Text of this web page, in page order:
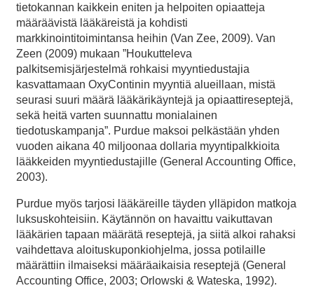
tietokannan kaikkein eniten ja helpoiten opiaatteja
määräävistä lääkäreistä ja kohdisti
markkinointitoimintansa heihin (Van Zee, 2009). Van
Zeen (2009) mukaan ”Houkutteleva
palkitsemisjärjestelmä rohkaisi myyntiedustajia
kasvattamaan OxyContinin myyntiä alueillaan, mistä
seurasi suuri määrä lääkärikäyntejä ja opiaattireseptejä,
sekä heitä varten suunnattu monialainen
tiedotuskampanja”. Purdue maksoi pelkästään yhden
vuoden aikana 40 miljoonaa dollaria myyntipalkkioita
lääkkeiden myyntiedustajille (General Accounting Office,
2003).
Purdue myös tarjosi lääkäreille täyden ylläpidon matkoja
luksuskohteisiin. Käytännön on havaittu vaikuttavan
lääkärien tapaan määrätä reseptejä, ja siitä alkoi rahaksi
vaihdettava aloituskuponkiohjelma, jossa potilaille
määrättiin ilmaiseksi määräaikaisia reseptejä (General
Accounting Office, 2003; Orlowski & Wateska, 1992).